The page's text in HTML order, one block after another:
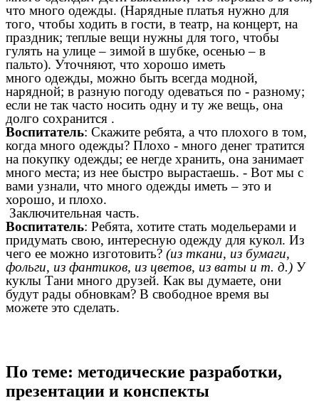
что много одежды. (Нарядные платья нужно для
того, чтобы ходить в гости, в театр, на концерт, на
праздник; теплые вещи нужны для того, чтобы
гулять на улице – зимой в шубке, осенью – в
пальто). Уточняют, что хорошо иметь
много одежды, можно быть всегда модной,
нарядной; в разную погоду одеваться по - разному;
если не так часто носить одну и ту же вещь, она
долго сохранится .
Воспитатель: Скажите ребята, а что плохого в том,
когда много одежды? Плохо - много денег тратится
на покупку одежды; ее негде хранить, она занимает
много места; из нее быстро вырастаешь. - Вот мы с
вами узнали, что много одежды иметь – это и
хорошо, и плохо.
Заключительная часть.
Воспитатель: Ребята, хотите стать модельерами и
придумать свою, интересную одежду для кукол. Из
чего ее можно изготовить? (из ткани, из бумаги,
фольги, из фантиков, из цветов, из ваты и т. д.) У
куклы Тани много друзей. Как вы думаете, они
будут рады обновкам? В свободное время вы
можете это сделать.
По теме: методические разработки,
презентации и конспекты